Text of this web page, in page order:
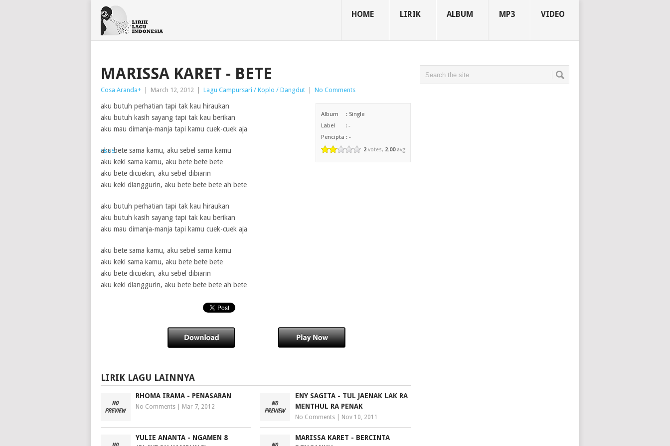
HOME LIRIK ALBUM MP3 VIDEO
MARISSA KARET - BETE
Cosa Aranda+ March 12, 2012 Lagu Campursari / Koplo / Dangdut No Comments
Album : Single
Label : -
Pencipta : -
4 / 55 / 5 2 votes, 2.00avg
aku butuh perhatian tapi tak kau hiraukan
aku butuh kasih sayang tapi tak kau berikan
aku mau dimanja-manja tapi kamu cuek-cuek aja
aku bete sama kamu, aku sebel sama kamu
aku keki sama kamu, aku bete bete bete
aku bete dicuekin, aku sebel dibiarin
aku keki dianggurin, aku bete bete bete ah bete
aku butuh perhatian tapi tak kau hiraukan
aku butuh kasih sayang tapi tak kau berikan
aku mau dimanja-manja tapi kamu cuek-cuek aja
aku bete sama kamu, aku sebel sama kamu
aku keki sama kamu, aku bete bete bete
aku bete dicuekin, aku sebel dibiarin
aku keki dianggurin, aku bete bete bete ah bete
LIRIK LAGU LAINNYA
RHOMA IRAMA - PENASARAN
No Comments Mar 7, 2012
ENY SAGITA - TUL JAENAK LAK RA
MENTHUL RA PENAK
No Comments Nov 10, 2011
YULIE ANANTA - NGAMEN 8
MARISSA KARET - BERCINTA